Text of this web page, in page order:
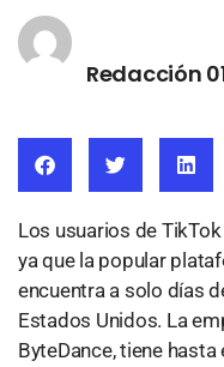
Redacción
Los usuarios de
ya que la popular
encuentra a solo días
Estados Unidos. La
ByteDance, tiene